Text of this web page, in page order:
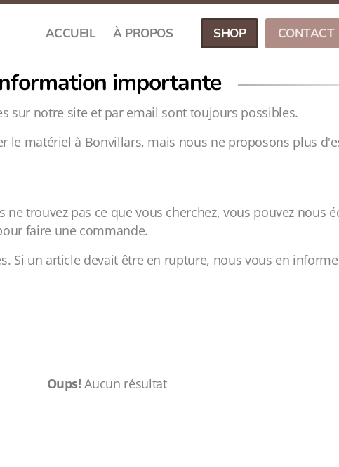
ACCUEIL À PROPOS SHOP CONTACT
importante
sur notre site et par email sont toujours possibles.
le matériel à Bonvillars, mais nous ne proposons plus
trouvez pas ce que vous cherchez, vous pouvez nous
faire une commande.
Si un article devait être en rupture, nous vous en
Oups! Aucun résultat